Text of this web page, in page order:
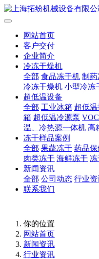
网站首页
客户交付
企业简介
冷冻干燥机
全部 食品冻干机 制
冷冻干燥机 小型冷冻
超低温设备
全部 工业冰箱 超低
箱 超低温冷源泵
温、冷热源一体机 高
冻干样品案例
全部 果蔬冻干 药品
肉类冻干 海鲜冻干 冻
新闻资讯
全部 公司动态 行业资
联系我们
你的位置
网站首页
新闻资讯
行业资讯